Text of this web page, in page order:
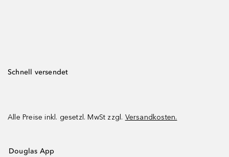
Schnell versendet
Alle Preise inkl. gesetzl. MwSt zzgl. Versandkosten.
Douglas App